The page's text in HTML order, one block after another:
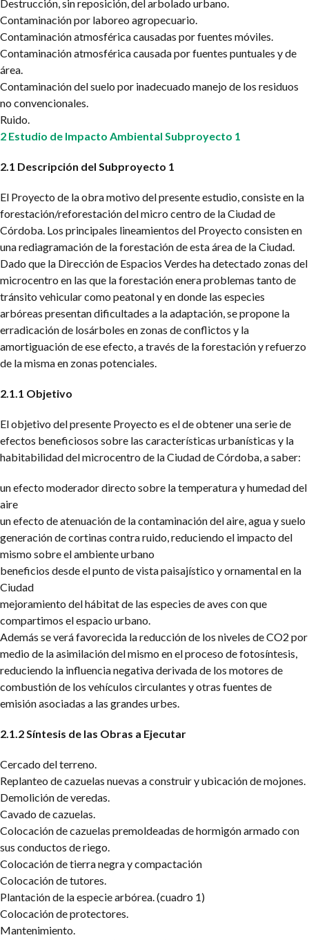
Destrucción, sin reposición, del arbolado urbano.
Contaminación por laboreo agropecuario.
Contaminación atmosférica causadas por fuentes móviles.
Contaminación atmosférica causada por fuentes puntuales y de
área.
Contaminación del suelo por inadecuado manejo de los residuos
no convencionales.
Ruido.
2 Estudio de Impacto Ambiental Subproyecto 1
2.1 Descripción del Subproyecto 1
El Proyecto de la obra motivo del presente estudio, consiste en la
forestación/reforestación del micro centro de la Ciudad de
Córdoba. Los principales lineamientos del Proyecto consisten en
una rediagramación de la forestación de esta área de la Ciudad.
Dado que la Dirección de Espacios Verdes ha detectado zonas del
microcentro en las que la forestación enera problemas tanto de
tránsito vehicular como peatonal y en donde las especies
arbóreas presentan dificultades a la adaptación, se propone la
erradicación de losárboles en zonas de conflictos y la
amortiguación de ese efecto, a través de la forestación y refuerzo
de la misma en zonas potenciales.
2.1.1 Objetivo
El objetivo del presente Proyecto es el de obtener una serie de
efectos beneficiosos sobre las características urbanísticas y la
habitabilidad del microcentro de la Ciudad de Córdoba, a saber:
un efecto moderador directo sobre la temperatura y humedad del
aire
un efecto de atenuación de la contaminación del aire, agua y suelo
generación de cortinas contra ruido, reduciendo el impacto del
mismo sobre el ambiente urbano
beneficios desde el punto de vista paisajístico y ornamental en la
Ciudad
mejoramiento del hábitat de las especies de aves con que
compartimos el espacio urbano.
Además se verá favorecida la reducción de los niveles de CO2 por
medio de la asimilación del mismo en el proceso de fotosíntesis,
reduciendo la influencia negativa derivada de los motores de
combustión de los vehículos circulantes y otras fuentes de
emisión asociadas a las grandes urbes.
2.1.2 Síntesis de las Obras a Ejecutar
Cercado del terreno.
Replanteo de cazuelas nuevas a construir y ubicación de mojones.
Demolición de veredas.
Cavado de cazuelas.
Colocación de cazuelas premoldeadas de hormigón armado con
sus conductos de riego.
Colocación de tierra negra y compactación
Colocación de tutores.
Plantación de la especie arbórea. (cuadro 1)
Colocación de protectores.
Mantenimiento.